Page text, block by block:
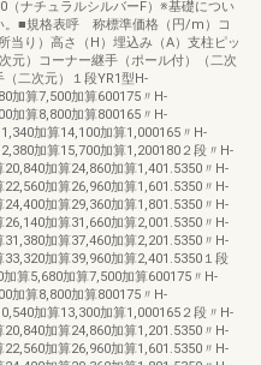
（ナチュラルシルバーF）※基礎につい
。■規格表呼 称標準価格（円/m）コ
当り）高さ（H）埋込み（A）支柱ピッ
元）コーナー継手（ポール付）（二次
二次元）１段YR1型H-
加算7,500加算600175〃H-
加算8,800加算800165〃H-
加算14,100加算1,000165〃H-
加算15,700加算1,200180２段〃H-
加算24,860加算1,401.5350〃H-
加算26,960加算1,601.5350〃H-
加算29,360加算1,801.5350〃H-
加算31,660加算2,001.5350〃H-
加算37,460加算2,201.5350〃H-
33,320加算39,960加算2,401.5350１段
算5,680加算7,500加算600175〃H-
加算8,800加算800175〃H-
加算13,300加算1,000165２段〃H-
加算24,860加算1,201.5350〃H-
加算26,960加算1,601.5350〃H-